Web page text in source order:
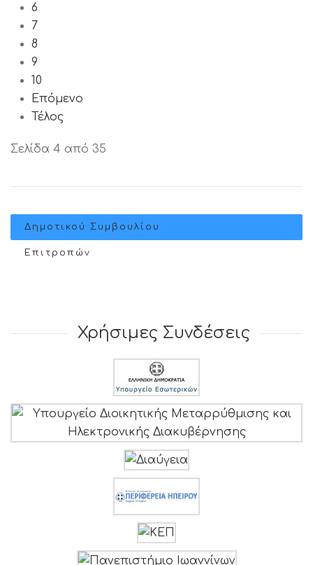
6
7
8
9
10
Επόμενο
Τέλος
Σελίδα 4 από 35
Δημοτικού Συμβουλίου
Επιτροπών
Χρήσιμες Συνδέσεις